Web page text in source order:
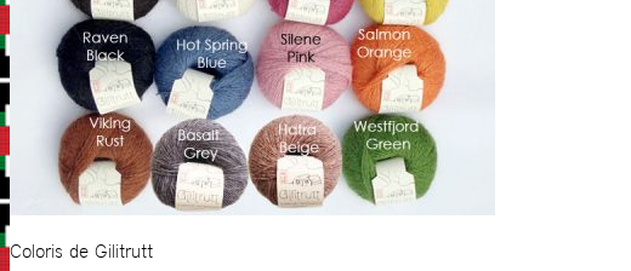
Coloris de Gilitrutt